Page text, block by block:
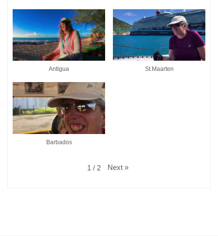
Antigua St.Maarten
Barbados
1 / 2 Next »